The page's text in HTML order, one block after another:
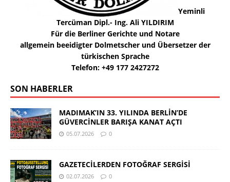
Yeminli
Tercüman Dipl.- Ing. Ali YILDIRIM
Für die Berliner Gerichte und Notare
allgemein beeidigter Dolmetscher und Übersetzer der
türkischen Sprache
Telefon: +49 177 2427272
SON HABERLER
MADIMAK’IN 33. YILINDA BERLİN’DE
GÜVERCİNLER BARIŞA KANAT AÇTI
05.07.2026 0
GAZETECİLERDEN FOTOĞRAF SERGİSİ
02.07.2026 0